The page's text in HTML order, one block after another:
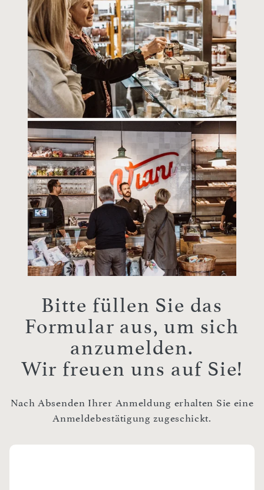
Bitte füllen Sie das
Formular aus, um sich
anzumelden.
Wir freuen uns auf Sie!
Nach Absenden Ihrer Anmeldung erhalten Sie eine
Anmeldebestätigung zugeschickt.